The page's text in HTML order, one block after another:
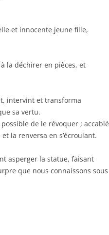
et innocente jeune fille,
la déchirer en pièces, et
intervint et transforma
sa vertu.
de le révoquer ; accablé
la renversa en s’écroulant.
asperger la statue, faisant
que nous connaissons sous